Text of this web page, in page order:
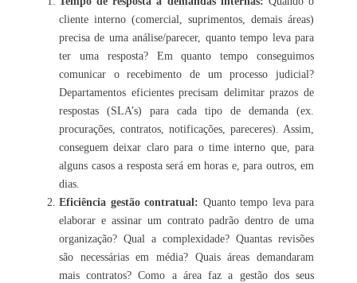
cliente interno (comercial, suprimentos, demais áreas)
precisa de uma análise/parecer, quanto tempo leva para
ter uma resposta? Em quanto tempo conseguimos
comunicar o recebimento de um processo judicial?
Departamentos eficientes precisam delimitar prazos de
respostas (SLA’s) para cada tipo de demanda (ex.
procurações, contratos, notificações, pareceres). Assim,
conseguem deixar claro para o time interno que, para
alguns casos a resposta será em horas e, para outros, em
dias.
Eficiência gestão contratual: Quanto tempo leva para
elaborar e assinar um contrato padrão dentro de uma
organização? Qual a complexidade? Quantas revisões
são necessárias em média? Quais áreas demandaram
mais contratos? Como a área faz a gestão dos seus